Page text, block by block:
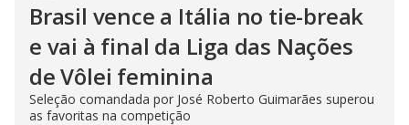
Brasil vence a Itália no tie-break
e vai à final da Liga das Nações
de Vôlei feminina
Seleção comandada por José Roberto Guimarães superou
as favoritas na competição